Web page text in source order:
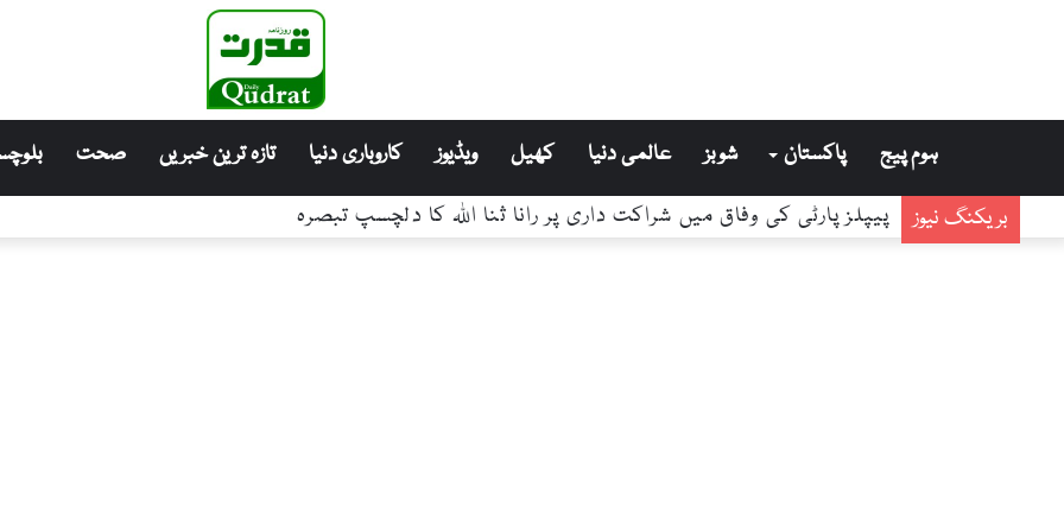
ہوم پیج پاکستان شوبز عالمی دنیا کھیل ویڈیوز کاروباری دنیا تازہ ترین خبریں صحت
بریکنگ نیوز مریم نواز کا صفائی نظام میں سخت مانیٹرنگ کا حکم، مزید بہتر بنانے کا ہدف